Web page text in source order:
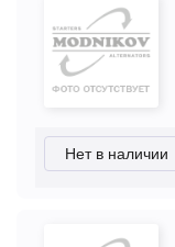
Нет в наличии